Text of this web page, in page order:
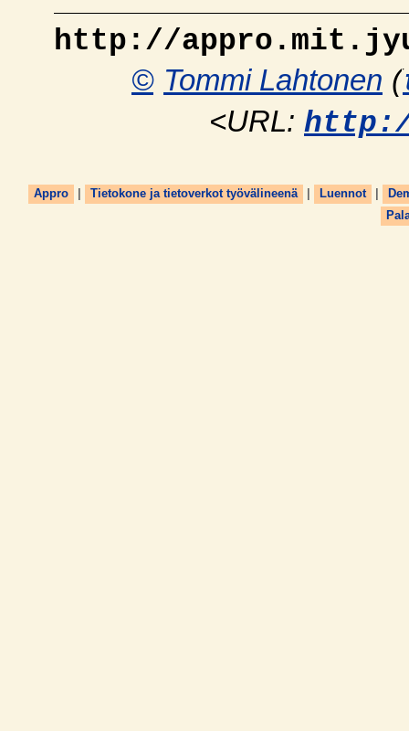
http://
© Tommi Lahtonen (
<URL:
Appro Tietokone ja tietoverkot työvälineenä Luennot